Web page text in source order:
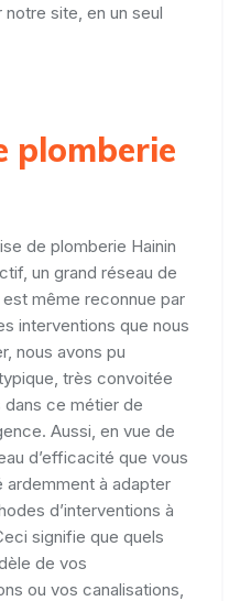
site, en un seul
plomberie
de plomberie Hainin
un grand réseau de
même reconnue par
interventions que nous
nous avons pu
très convoitée
dans ce métier de
Aussi, en vue de
d’efficacité que vous
ardemment à adapter
d’interventions à
signifie que quels
de vos
ou vos canalisations,